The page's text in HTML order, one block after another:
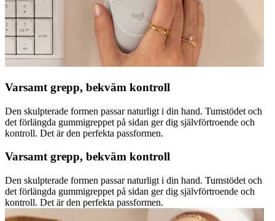
Varsamt grepp, bekväm kontroll
Den skulpterade formen passar naturligt i din hand. Tumstödet och
det förlängda gummigreppet på sidan ger dig självförtroende och
kontroll. Det är den perfekta passformen.
Varsamt grepp, bekväm kontroll
Den skulpterade formen passar naturligt i din hand. Tumstödet och
det förlängda gummigreppet på sidan ger dig självförtroende och
kontroll. Det är den perfekta passformen.